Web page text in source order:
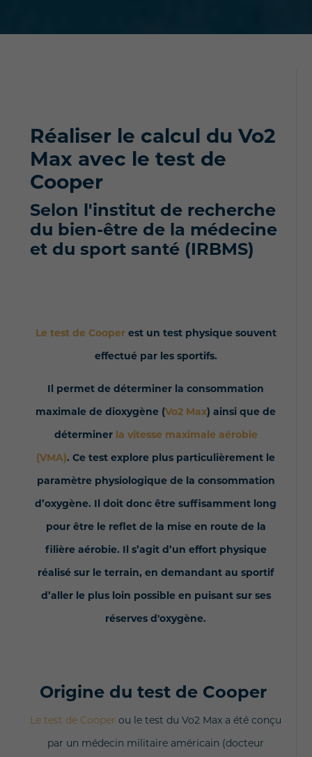
Réaliser le calcul du Vo2
Max avec le test de
Cooper
Selon l'institut de recherche
du bien-être de la médecine
et du sport santé (IRBMS)
Le test de Cooperest un test physique souvent
effectué par les sportifs.
Il permet de déterminer la consommation
maximale de dioxygène (Vo2 Max) ainsi que de
déterminer la vitesse maximale aérobie
(VMA). Ce test explore plus particulièrement le
paramètre physiologique de la consommation
d’oxygène. Il doit donc être suffisamment long
pour être le reflet de la mise en route de la
filière aérobie. Il s’agit d’un effort physique
réalisé sur le terrain, en demandant au sportif
d’aller le plus loin possible en puisant sur ses
réserves d'oxygène.
Origine du test de Cooper
Le test de Cooper ou le test du Vo2 Max a été conçu
par un médecin militaire américain (docteur